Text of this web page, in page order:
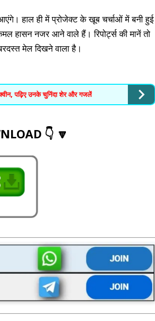
हाल ही में प्रोजेक्ट के खूब चर्चाओं में बनी हुई
हासन नजर आने वाले हैं। रिपोर्ट्स की मानें तो
मेल दिखने वाला है।
पढ़िए उनके चुनिंदा शेर और गजलें
👇 🔽